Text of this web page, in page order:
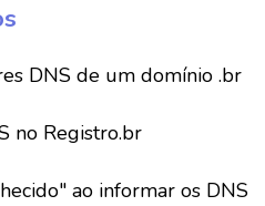
DNS de um domínio .br
no Registro.br
ao informar os DNS